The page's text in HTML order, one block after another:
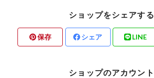
MANKAI STAGE『A3!(エースリー)』
か行
あ行
男性声優
ショップをシェアする
保存 シェア LINE
ショップのアカウント